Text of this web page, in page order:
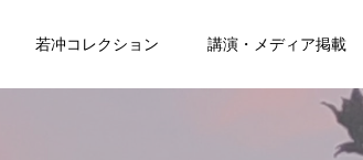
若冲コレクション 講演・メディア掲載